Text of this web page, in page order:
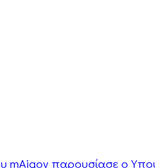
mAigov παρουσίασε ο